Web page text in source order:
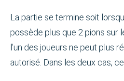
La partie se termine soit
possède plus que 2 pions sur
l’un des joueurs ne peut plus
autorisé. Dans les deux cas,